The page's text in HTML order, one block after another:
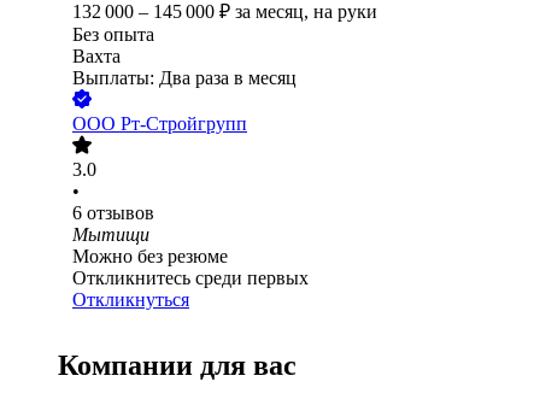
132 000 – 145 000 ₽ за месяц, на руки
Без опыта
Вахта
Выплаты: Два раза в месяц
ООО Рт-Стройгрупп
3.0
•
6 отзывов
Мытищи
Можно без резюме
Откликнитесь среди первых
Откликнуться
Компании для вас